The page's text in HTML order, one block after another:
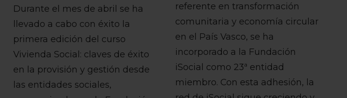
Durante el mes de abril se ha
llevado a cabo con éxito la
primera edición del curso
Vivienda Social: claves de éxito
en la provisión y gestión desde
las entidades sociales,
referente en transformación
comunitaria y economía circular
en el País Vasco, se ha
incorporado a la Fundación
iSocial como 23ª entidad
miembro. Con esta adhesión, la